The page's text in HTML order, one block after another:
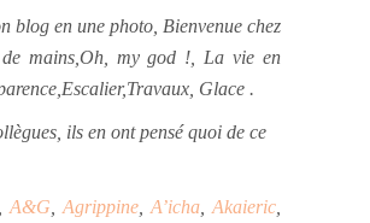
blog en une photo, Bienvenue chez
mains,Oh, my god !, La vie en
Glace .
ils en ont pensé quoi de ce
A&G Agrippine A’icha Akaieric